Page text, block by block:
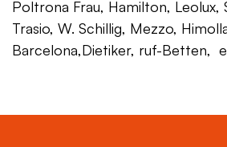
Poltrona Frau, Hamilton, Leolux,
Trasio, W. Schillig, Mezzo,
Barcelona,Dietiker, ruf-Betten,